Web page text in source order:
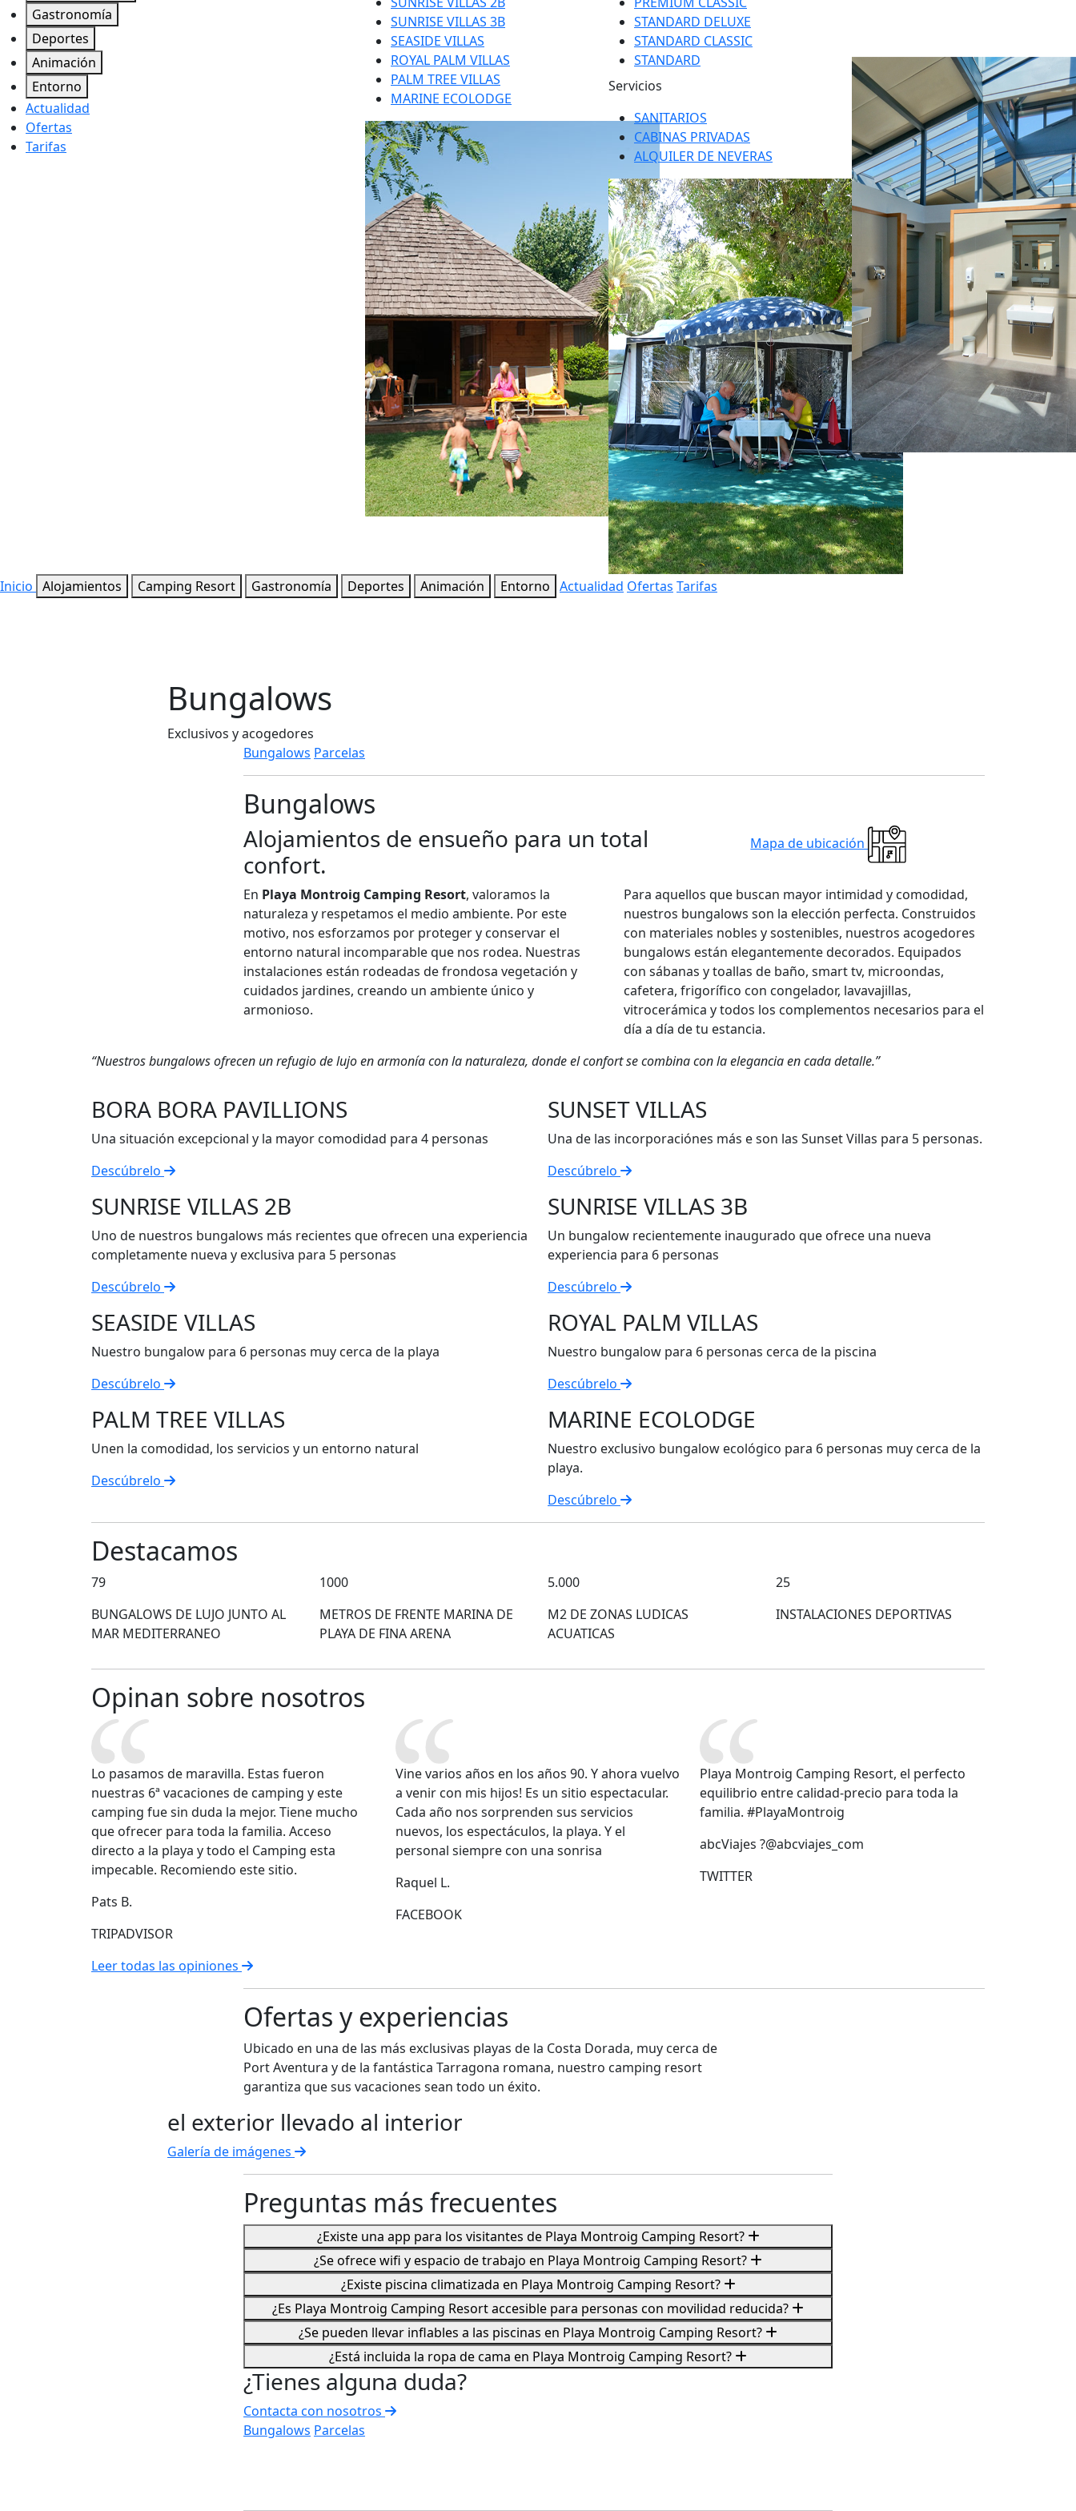
Gastronomía
Deportes
Animación
Entorno
Actualidad
Ofertas
Tarifas
SUNRISE VILLAS 3B
SEASIDE VILLAS
ROYAL PALM VILLAS
PALM TREE VILLAS
MARINE ECOLODGE
STANDARD DELUXE
STANDARD CLASSIC
STANDARD
Servicios
SANITARIOS
CABINAS PRIVADAS
ALQUILER DE NEVERAS
Inicio Alojamientos Camping Resort Gastronomía Deportes Animación Entorno Actualidad Ofertas Tarifas
Bungalows
Exclusivos y acogedores
Bungalows Parcelas
Bungalows
Alojamientos de ensueño para un total
confort.
Mapa de ubicación
En Playa Montroig Camping Resort, valoramos la
naturaleza y respetamos el medio ambiente. Por este
motivo, nos esforzamos por proteger y conservar el
entorno natural incomparable que nos rodea. Nuestras
instalaciones están rodeadas de frondosa vegetación y
cuidados jardines, creando un ambiente único y
armonioso.
Para aquellos que buscan mayor intimidad y comodidad,
nuestros bungalows son la elección perfecta. Construidos
con materiales nobles y sostenibles, nuestros acogedores
bungalows están elegantemente decorados. Equipados
con sábanas y toallas de baño, smart tv, microondas,
cafetera, frigorífico con congelador, lavavajillas,
vitrocerámica y todos los complementos necesarios para el
día a día de tu estancia.
“Nuestros bungalows ofrecen un refugio de lujo en armonía con la naturaleza, donde el confort se combina con la elegancia en cada detalle.”
BORA BORA PAVILLIONS
Una situación excepcional y la mayor comodidad para 4 personas
Descúbrelo
SUNSET VILLAS
Una de las incorporaciónes más e son las Sunset Villas para 5 personas.
Descúbrelo
SUNRISE VILLAS 2B
Uno de nuestros bungalows más recientes que ofrecen una experiencia
completamente nueva y exclusiva para 5 personas
Descúbrelo
SUNRISE VILLAS 3B
Un bungalow recientemente inaugurado que ofrece una nueva
experiencia para 6 personas
Descúbrelo
SEASIDE VILLAS
Nuestro bungalow para 6 personas muy cerca de la playa
Descúbrelo
ROYAL PALM VILLAS
Nuestro bungalow para 6 personas cerca de la piscina
Descúbrelo
PALM TREE VILLAS
Unen la comodidad, los servicios y un entorno natural
Descúbrelo
MARINE ECOLODGE
Nuestro exclusivo bungalow ecológico para 6 personas muy cerca de la
playa.
Descúbrelo
Destacamos
79
BUNGALOWS DE LUJO JUNTO AL
MAR MEDITERRANEO
1000
METROS DE FRENTE MARINA DE
PLAYA DE FINA ARENA
5.000
M2 DE ZONAS LUDICAS
ACUATICAS
25
INSTALACIONES DEPORTIVAS
Opinan sobre nosotros
Lo pasamos de maravilla. Estas fueron
nuestras 6ª vacaciones de camping y este
camping fue sin duda la mejor. Tiene mucho
que ofrecer para toda la familia. Acceso
directo a la playa y todo el Camping esta
impecable. Recomiendo este sitio.
Pats B.
TRIPADVISOR
Vine varios años en los años 90. Y ahora vuelvo
a venir con mis hijos! Es un sitio espectacular.
Cada año nos sorprenden sus servicios
nuevos, los espectáculos, la playa. Y el
personal siempre con una sonrisa
Raquel L.
FACEBOOK
Playa Montroig Camping Resort, el perfecto
equilibrio entre calidad-precio para toda la
familia. #PlayaMontroig
abcViajes ?@abcviajes_com
TWITTER
Leer todas las opiniones
Ofertas y experiencias
Ubicado en una de las más exclusivas playas de la Costa Dorada, muy cerca de
Port Aventura y de la fantástica Tarragona romana, nuestro camping resort
garantiza que sus vacaciones sean todo un éxito.
el exterior llevado al interior
Galería de imágenes
Preguntas más frecuentes
¿Existe una app para los visitantes de Playa Montroig Camping Resort?
¿Se ofrece wifi y espacio de trabajo en Playa Montroig Camping Resort?
¿Existe piscina climatizada en Playa Montroig Camping Resort?
¿Es Playa Montroig Camping Resort accesible para personas con movilidad reducida?
¿Se pueden llevar inflables a las piscinas en Playa Montroig Camping Resort?
¿Está incluida la ropa de cama en Playa Montroig Camping Resort?
¿Tienes alguna duda?
Contacta con nosotros
Bungalows Parcelas